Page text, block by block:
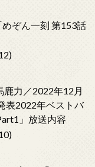
ぞん一刻 第153話
鹿力／2022年12月
表2022年ベストバ
」放送内容